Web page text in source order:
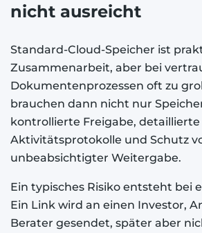
nicht ausreicht
Standard-Cloud-Speicher ist
Zusammenarbeit, aber bei
Dokumentenprozessen oft zu
brauchen dann nicht nur
kontrollierte Freigabe, detaillierte
Aktivitätsprotokolle und Schutz
unbeabsichtigter Weitergabe.
Ein typisches Risiko entsteht bei
Ein Link wird an einen Investor,
Berater gesendet, später aber